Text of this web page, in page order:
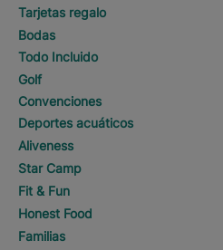
Tarjetas regalo
Bodas
Todo Incluido
Golf
Convenciones
Deportes acuáticos
Aliveness
Star Camp
Fit & Fun
Honest Food
Familias